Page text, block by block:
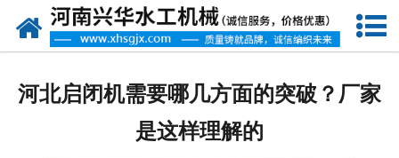
网站首页
河北启闭机需要哪几方面的突破？厂家
是这样理解的